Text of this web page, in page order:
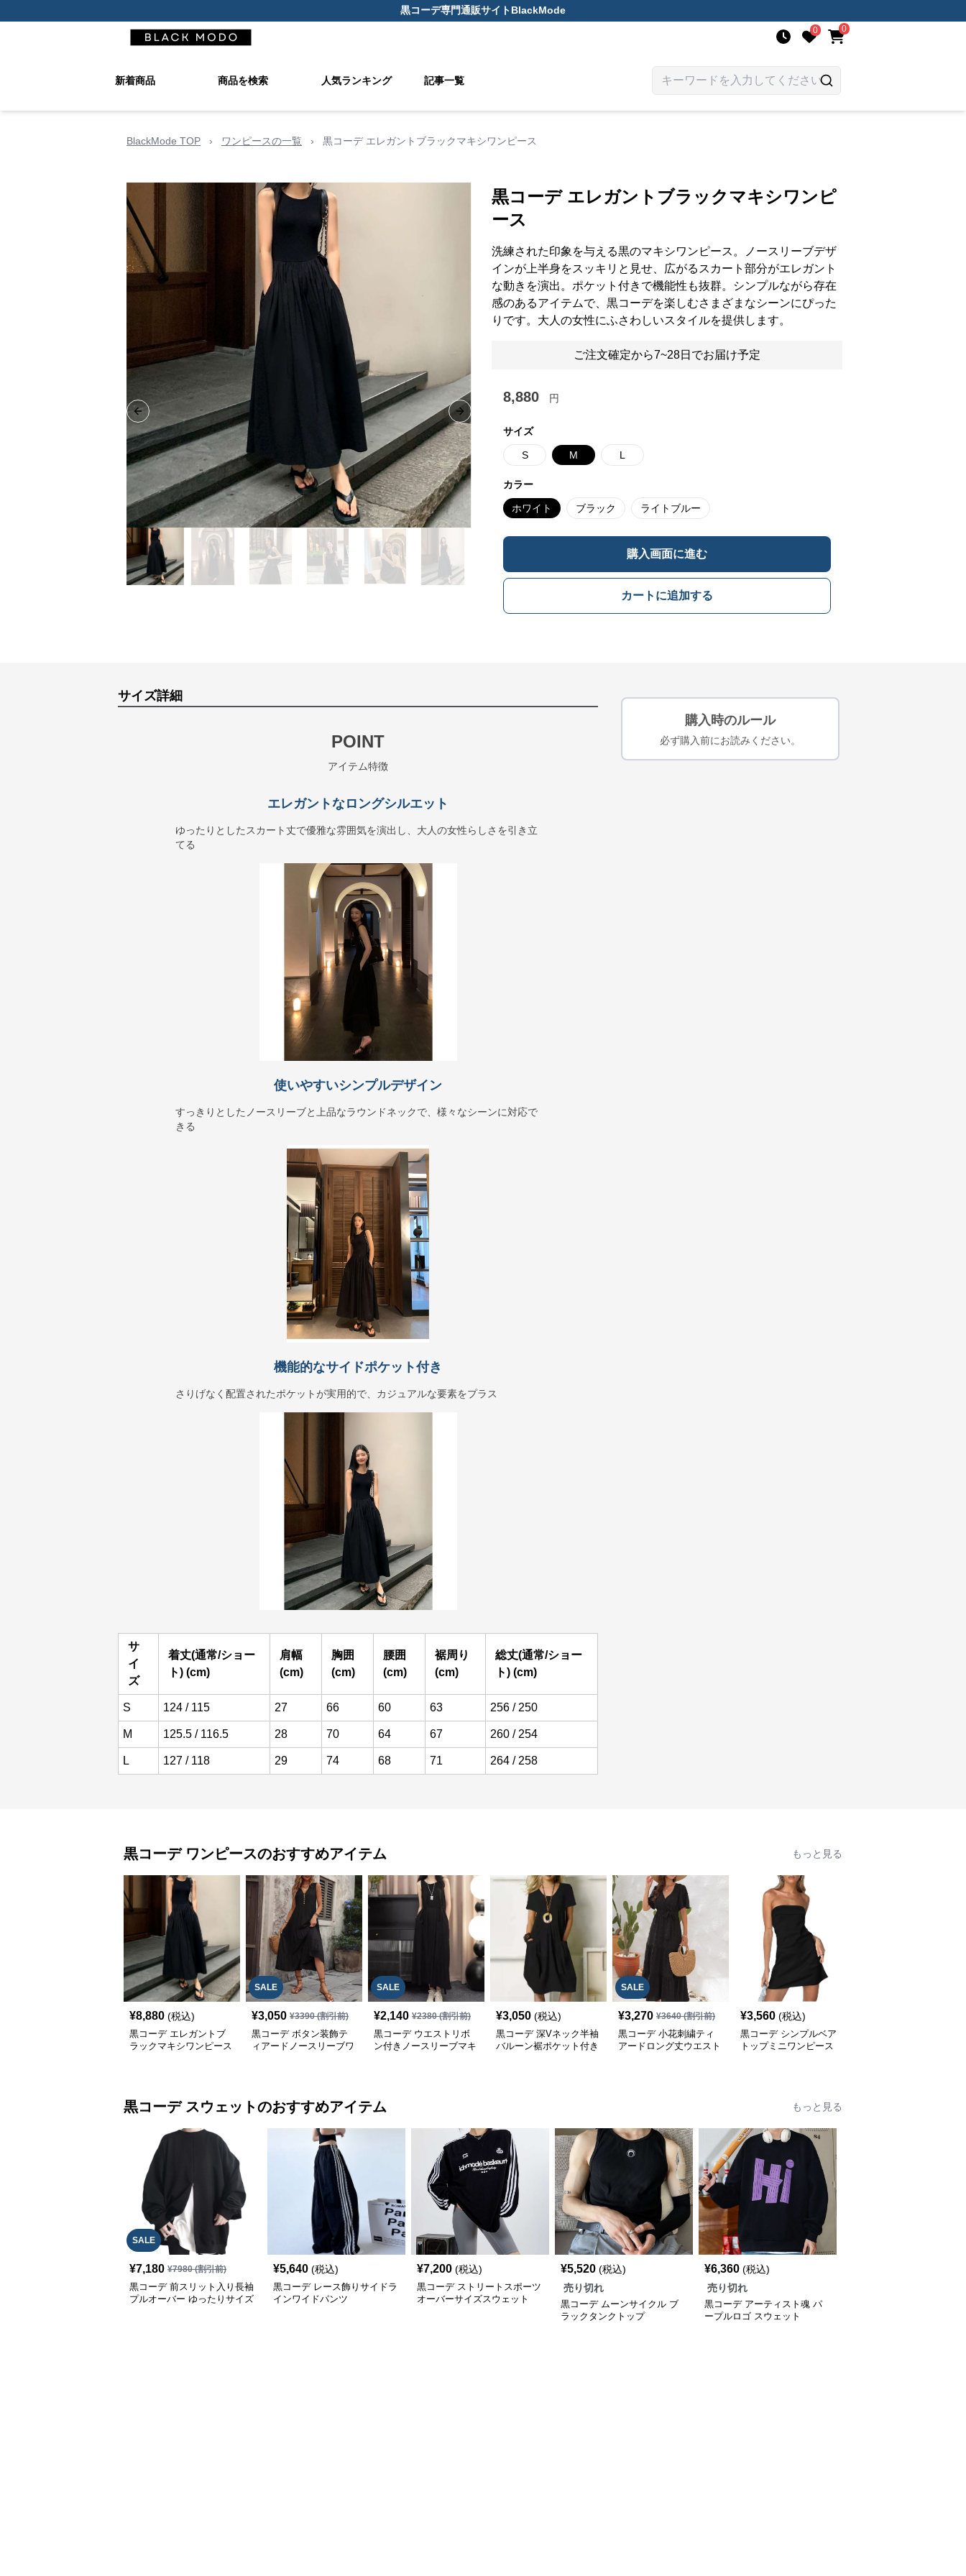
黒コーデ専門通販サイトBlackMode
0 0
新着商品 商品を検索 人気ランキング 記事一覧
BlackMode TOP › ワンピースの一覧 › 黒コーデ エレガントブラックマキシワンピース
Previous slide Next slide
黒コーデ エレガントブラックマキシワンピ
ース
洗練された印象を与える黒のマキシワンピース。ノースリーブデザ
インが上半身をスッキリと見せ、広がるスカート部分がエレガント
な動きを演出。ポケット付きで機能性も抜群。シンプルながら存在
感のあるアイテムで、黒コーデを楽しむさまざまなシーンにぴった
りです。大人の女性にふさわしいスタイルを提供します。
ご注文確定から7~28日でお届け予定
8,880 円
サイズ
S M L
カラー
ホワイト ブラック ライトブルー
購入画面に進む
カートに追加する
サイズ詳細
POINT
アイテム特徴
エレガントなロングシルエット
ゆったりとしたスカート丈で優雅な雰囲気を演出し、大人の女性らしさを引き立
てる
使いやすいシンプルデザイン
すっきりとしたノースリーブと上品なラウンドネックで、様々なシーンに対応で
きる
機能的なサイドポケット付き
さりげなく配置されたポケットが実用的で、カジュアルな要素をプラス
サ
イ
ズ
着丈(通常/ショー
ト) (cm)
肩幅
(cm)
胸囲
(cm)
腰囲
(cm)
裾周り
(cm)
総丈(通常/ショー
ト) (cm)
S 124 / 115 27 66 60 63 256 / 250
M 125.5 / 116.5 28 70 64 67 260 / 254
L 127 / 118 29 74 68 71 264 / 258
購入時のルール
必ず購入前にお読みください。
黒コーデ ワンピースのおすすめアイテム もっと見る
¥8,880 (税込)
黒コーデ エレガントブ
ラックマキシワンピース
SALE
¥3,050 ¥3390(割引前)
黒コーデ ボタン装飾テ
ィアードノースリーブワ
SALE
¥2,140 ¥2380(割引前)
黒コーデ ウエストリボ
ン付きノースリーブマキ
¥3,050 (税込)
黒コーデ 深Vネック半袖
バルーン裾ポケット付き
SALE
¥3,270 ¥3640(割引前)
黒コーデ 小花刺繍ティ
アードロング丈ウエスト
¥3,560 (税込)
黒コーデ シンプルベア
トップミニワンピース
黒コーデ スウェットのおすすめアイテム もっと見る
SALE
¥7,180 ¥7980(割引前)
黒コーデ 前スリット入り長袖
プルオーバー ゆったりサイズ
¥5,640 (税込)
黒コーデ レース飾りサイドラ
インワイドパンツ
¥7,200 (税込)
黒コーデ ストリートスポーツ
オーバーサイズスウェット
¥5,520 (税込)
売り切れ
黒コーデ ムーンサイクル ブ
ラックタンクトップ
¥6,360 (税込)
売り切れ
黒コーデ アーティスト魂 パ
ープルロゴ スウェット